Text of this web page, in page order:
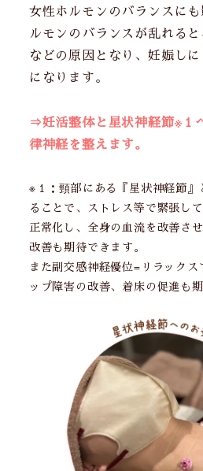
女性ホルモンのバランスに
ルモンのバランスが乱れる
などの原因となり、妊娠し
になります。
⇒妊活整体と星状神経節※１
律神経を整えます。
※１：頸部にある『星状神経節
ることで、ストレス等で緊張し
正常化し、全身の血流を改善さ
改善も期待できます。
また副交感神経優位=リラック
ップ障害の改善、着床の促進も